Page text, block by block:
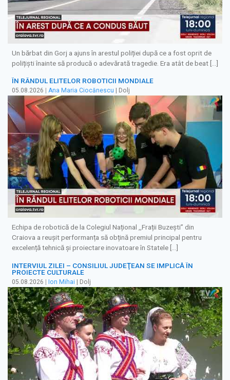
Un bărbat din Gorj a ajuns în arestul poliției după ce a fost oprit de
polițiști înainte să producă o adevărată tragedie. Era atât de beat […]
ÎN RÂNDUL ELITELOR ROBOTICII MONDIALE
05.08.2026 Ana Maria Ciocănescu | Dolj
Echipa de robotică de la Colegiul Național ,,Frații Buzești” din
Craiova a reușit performanța să obțină premiul principal pentru
excelență tehnică și proiectare inovatoare în Statele […]
INTERVIUL ZILEI – CONSILIUL JUDEŢEAN SE IMPLICĂ ÎN
PROIECTE CULTURALE
05.08.2026 | Ion Mihai | Dolj